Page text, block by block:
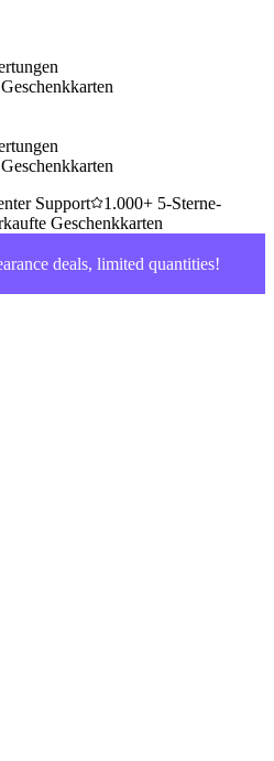
Support
1.000+ 5-Sterne-
Geschenkkarten
deals, limited quantities!